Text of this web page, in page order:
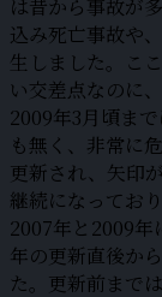
は昔から事故が
込み死亡事故や
生しました。こ
い交差点なのに
2009年3月頃ま
も無く、非常に
更新され、矢印
継続になってお
2007年と2009年
年の更新直後か
た。更新前まで